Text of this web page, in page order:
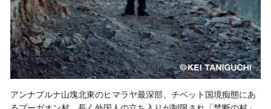
アンナプルナ山塊北東のヒマラヤ最深部、チベット国境痴態にあ